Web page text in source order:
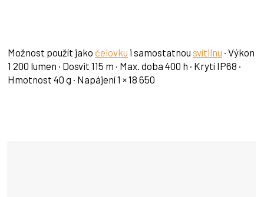
Možnost použít jako čelovku i samostatnou svítilnu · Výkon
1 200 lumen · Dosvit 115 m · Max. doba 400 h · Krytí IP68 ·
Hmotnost 40 g · Napájení 1 × 18 650